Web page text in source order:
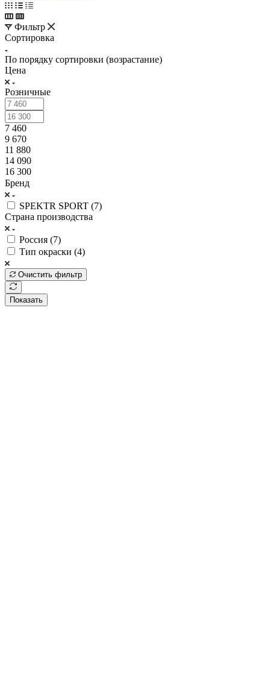
Фильтр
Сортировка
По порядку сортировки (возрастание)
Цена
Розничные
7 460
9 670
11 880
14 090
16 300
Бренд
SPEKTR SPORT (7)
Страна производства
Россия (7)
Тип окраски (4)
Очистить фильтр
Показать